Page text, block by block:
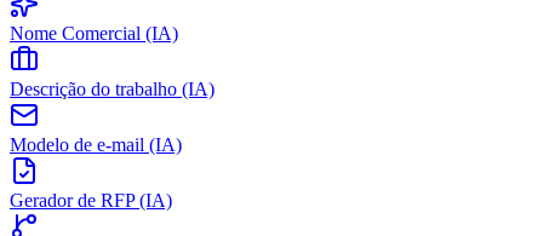
Nome Comercial (IA)
Descrição do trabalho (IA)
Modelo de e-mail (IA)
Gerador de RFP (IA)